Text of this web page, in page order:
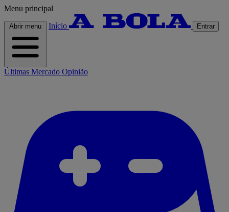
Menu principal
Abrir menu Início Entrar
Últimas Mercado Opinião